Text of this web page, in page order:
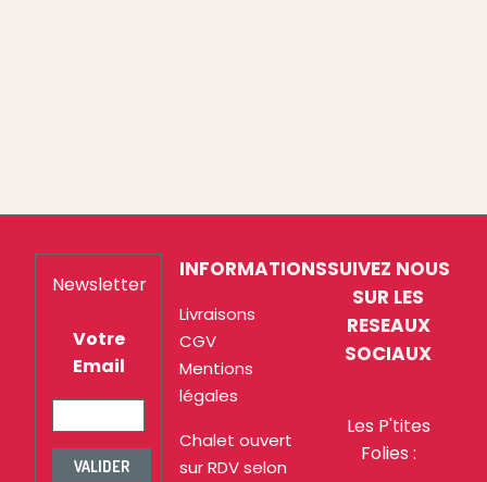
Newsletter
Votre
Email
VALIDER
INFORMATIONS
Livraisons
CGV
Mentions
légales
Chalet ouvert
sur RDV selon
SUIVEZ NOUS
SUR LES
RESEAUX
SOCIAUX
Les P'tites
Folies :